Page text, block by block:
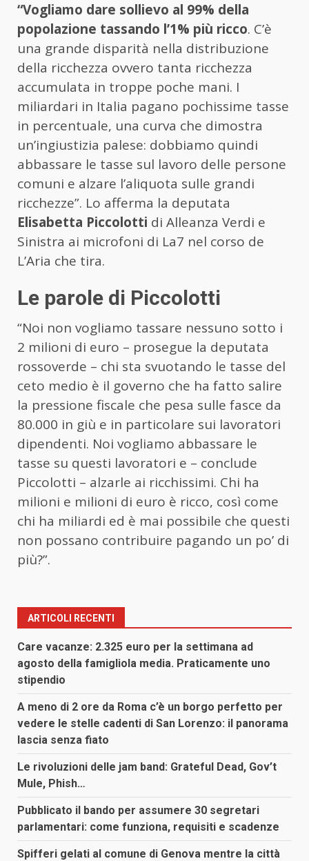
“Vogliamo dare sollievo al 99% della
popolazione tassando l’1% più ricco. C’è
una grande disparità nella distribuzione
della ricchezza ovvero tanta ricchezza
accumulata in troppe poche mani. I
miliardari in Italia pagano pochissime tasse
in percentuale, una curva che dimostra
un’ingiustizia palese: dobbiamo quindi
abbassare le tasse sul lavoro delle persone
comuni e alzare l’aliquota sulle grandi
ricchezze”. Lo afferma la deputata
Elisabetta Piccolotti di Alleanza Verdi e
Sinistra ai microfoni di La7 nel corso de
L’Aria che tira.
Le parole di Piccolotti
“Noi non vogliamo tassare nessuno sotto i
2 milioni di euro – prosegue la deputata
rossoverde – chi sta svuotando le tasse del
ceto medio è il governo che ha fatto salire
la pressione fiscale che pesa sulle fasce da
80.000 in giù e in particolare sui lavoratori
dipendenti. Noi vogliamo abbassare le
tasse su questi lavoratori e – conclude
Piccolotti – alzarle ai ricchissimi. Chi ha
milioni e milioni di euro è ricco, così come
chi ha miliardi ed è mai possibile che questi
non possano contribuire pagando un po’ di
più?”.
ARTICOLI RECENTI
Care vacanze: 2.325 euro per la settimana ad
agosto della famigliola media. Praticamente uno
stipendio
A meno di 2 ore da Roma c’è un borgo perfetto per
vedere le stelle cadenti di San Lorenzo: il panorama
lascia senza fiato
Le rivoluzioni delle jam band: Grateful Dead, Gov’t
Mule, Phish…
Pubblicato il bando per assumere 30 segretari
parlamentari: come funziona, requisiti e scadenze
Spifferi gelati al comune di Genova mentre la città